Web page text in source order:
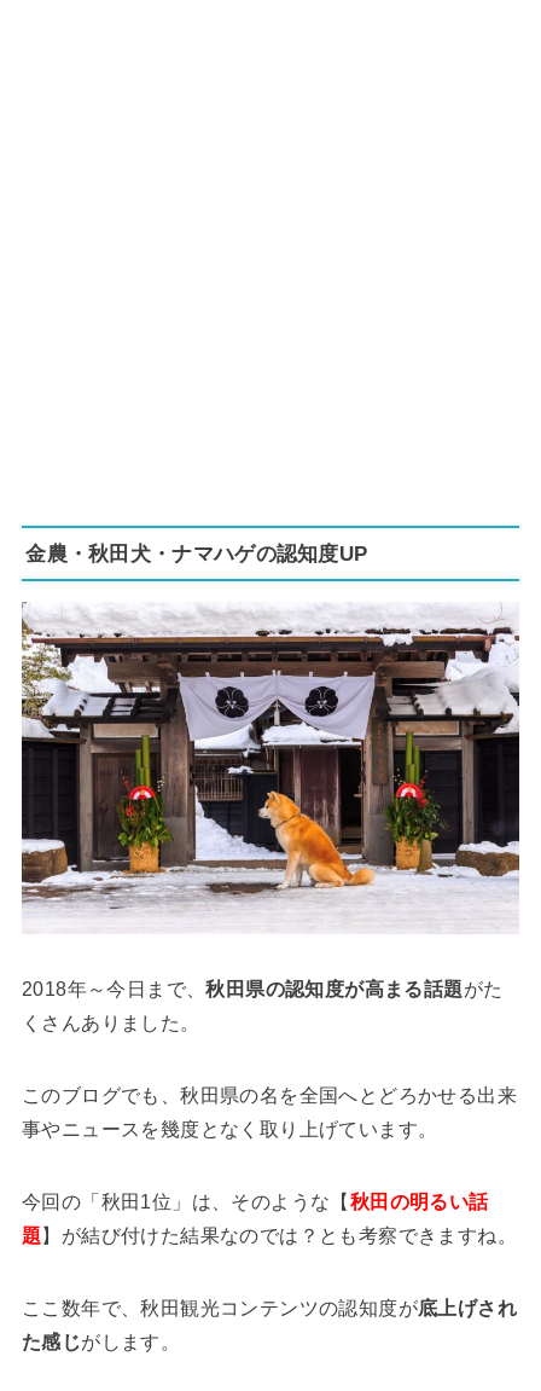
金農・秋田犬・ナマハゲの認知度UP
2018年～今日まで、秋田県の認知度が高まる話題がた
くさんありました。
このブログでも、秋田県の名を全国へとどろかせる出来
事やニュースを幾度となく取り上げています。
今回の「秋田1位」は、そのような【 秋田の明るい話
題 】が結び付けた結果なのでは？とも考察できますね。
ここ数年で、秋田観光コンテンツの認知度が底上げされ
た感じがします。